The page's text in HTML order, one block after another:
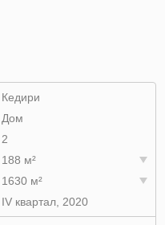
Кедири
Дом
2
188 м²
1630 м²
IV квартал, 2020